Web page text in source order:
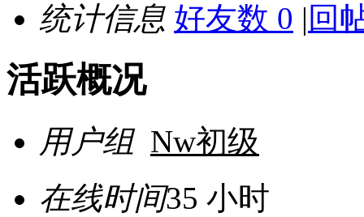
统计信息 好友数 0 | 回
活跃概况
用户组 Nw初级
在线时间35 小时